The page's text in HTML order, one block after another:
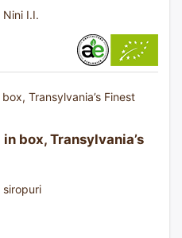
I.I.
box, Transylvania’s
siropuri